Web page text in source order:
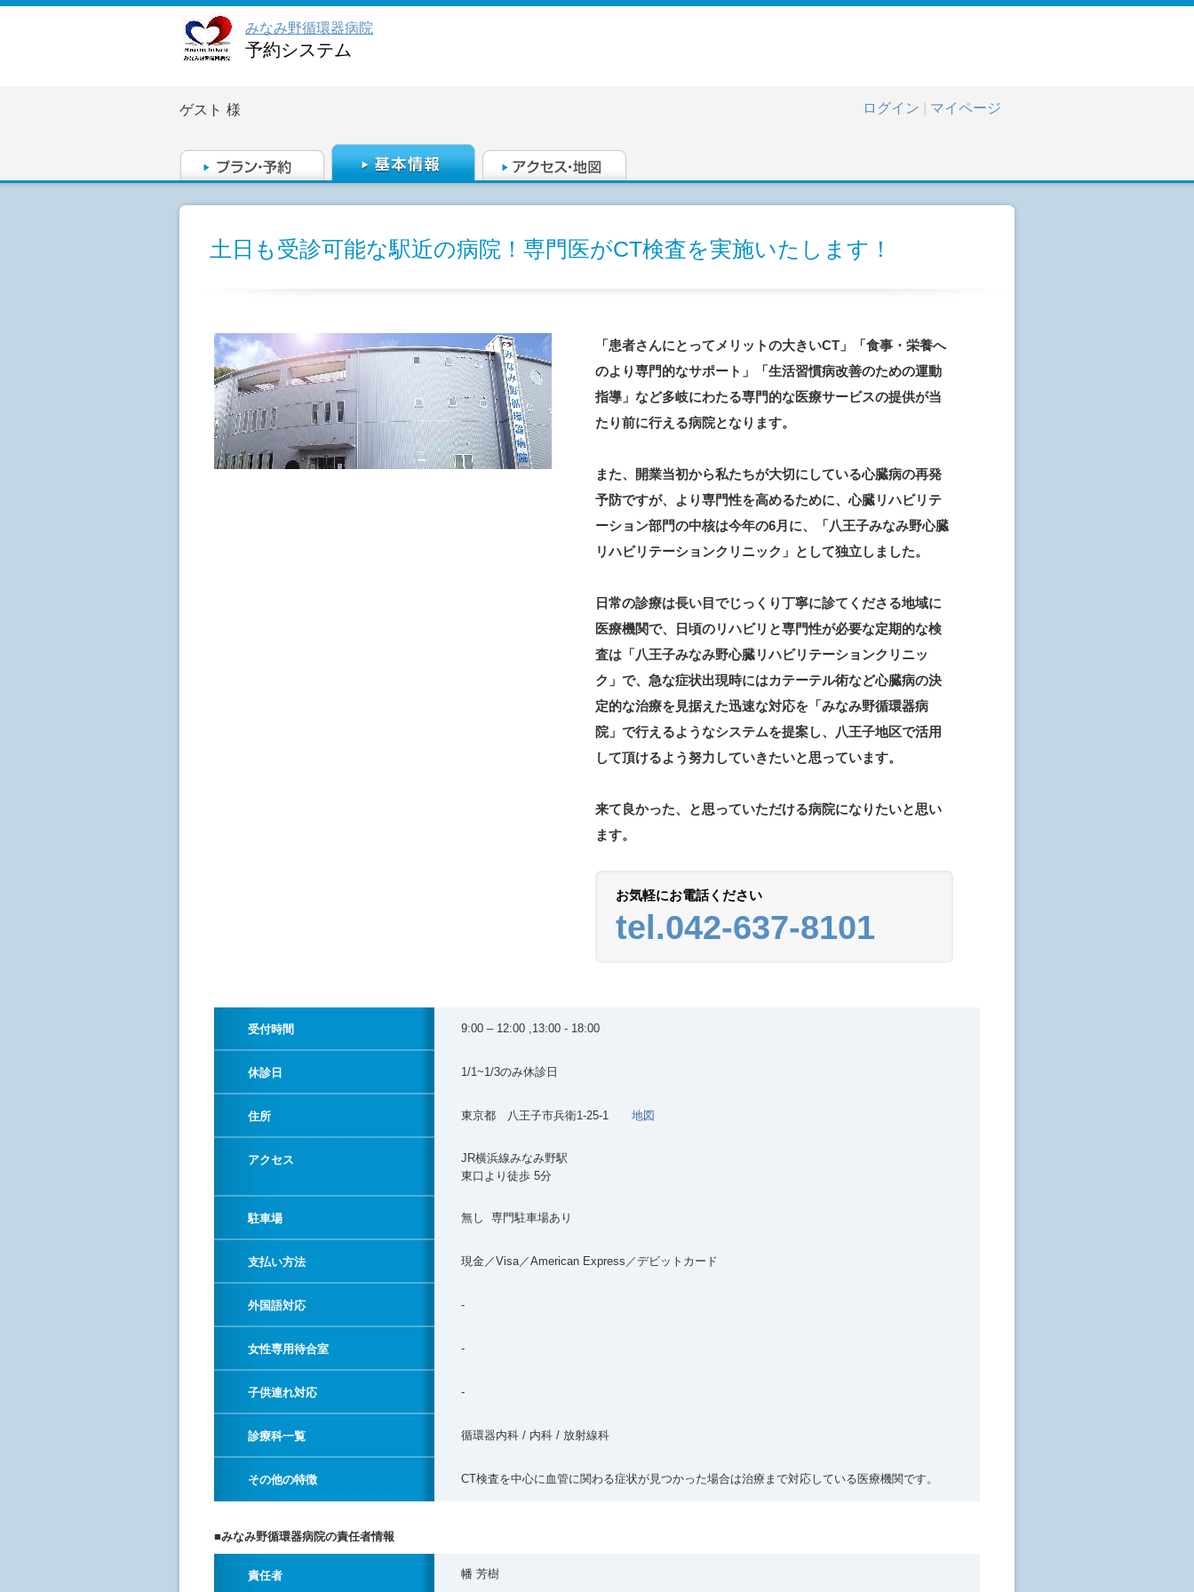
みなみ野循環器病院
予約システム
ゲスト 様 ログイン マイページ
土日も受診可能な駅近の病院！専門医がCT検査を実施いたします！
「患者さんにとってメリットの大きいCT」「食事・栄養へ
のより専門的なサポート」「生活習慣病改善のための運動
指導」など多岐にわたる専門的な医療サービスの提供が当
たり前に行える病院となります。
また、開業当初から私たちが大切にしている心臓病の再発
予防ですが、より専門性を高めるために、心臓リハビリテ
ーション部門の中核は今年の6月に、「八王子みなみ野心臓
リハビリテーションクリニック」として独立しました。
日常の診療は長い目でじっくり丁寧に診てくださる地域に
医療機関で、日頃のリハビリと専門性が必要な定期的な検
査は「八王子みなみ野心臓リハビリテーションクリニッ
ク」で、急な症状出現時にはカテーテル術など心臓病の決
定的な治療を見据えた迅速な対応を「みなみ野循環器病
院」で行えるようなシステムを提案し、八王子地区で活用
して頂けるよう努力していきたいと思っています。
来て良かった、と思っていただける病院になりたいと思い
ます。
お気軽にお電話ください
tel.042-637-8101
受付時間 9:00 – 12:00 ,13:00 - 18:00
休診日 1/1~1/3のみ休診日
住所 東京都 八王子市兵衛1-25-1 地図
アクセス
JR横浜線みなみ野駅
東口より徒歩 5分
駐車場 無し 専門駐車場あり
支払い方法 現金／Visa／American Express／デビットカード
外国語対応 -
女性専用待合室 -
子供連れ対応 -
診療科一覧 循環器内科 / 内科 / 放射線科
その他の特徴 CT検査を中心に血管に関わる症状が見つかった場合は治療まで対応している医療機関です。
■みなみ野循環器病院の責任者情報
責任者 幡 芳樹